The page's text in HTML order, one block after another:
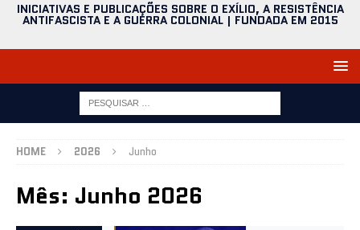
INICIATIVAS E PUBLICAÇÕES SOBRE O EXÍLIO, A RESISTÊNCIA
ANTIFASCISTA E A GUERRA COLONIAL | FUNDADA EM 2015
HOME 2026 Junho
Mês: Junho 2026